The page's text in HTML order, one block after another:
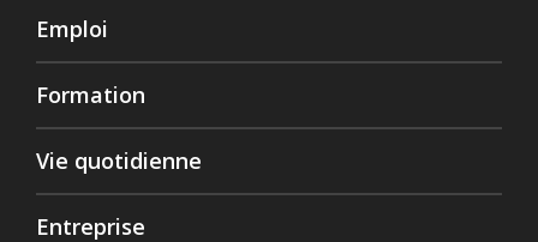
Emploi
Formation
Vie quotidienne
Entreprise